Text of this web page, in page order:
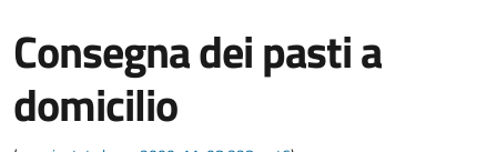
Consegna dei pasti a
domicilio